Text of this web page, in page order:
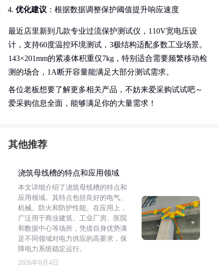
优化建议 ：根据数据调整保护阈值提升响应速度
最近店里新到几款专业过流保护测试仪，110V宽电压设
计，支持60度温控环境测试，3极结构适配多数工业场景。
143×201mm的紧凑体积重仅7kg，特别适合需要频繁移动检
测的场合，1A断开容量能满足大部分测试需求。
各位老板想要了解更多相关产品，不妨来爱采购试试吧～
爱采购信息全面，能够满足你的大量需求！
其他推荐
浇筑母线槽的特点和应用领域
本文详细介绍了浇筑母线槽的特点和
应用领域。其特点包括良好的电气、
机械、防火和防护性能。在应用上，
广泛用于商业建筑、工业厂房、医院
和数据中心等场所，凭借自身优势满
足不同领域对电力供应的高要求，保
障电力系统稳定运行。
2026年8月4日